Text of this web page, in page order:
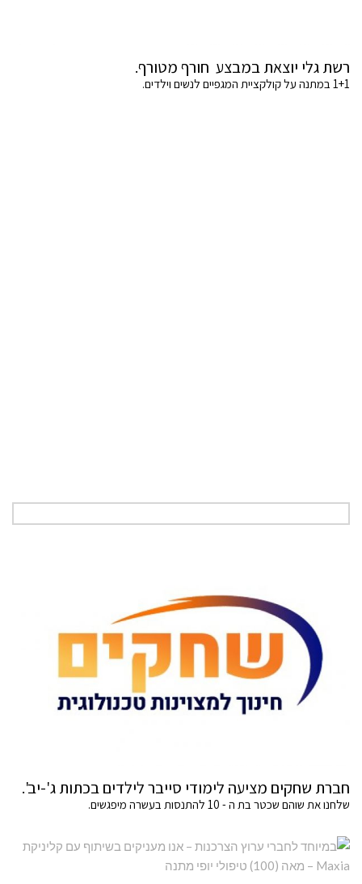
רשת גלי יוצאת במבצע חורף מטורף.
1+1 במתנה על קולקציית המגפיים לנשים וילדים.
חברת שחקים מציעה לימודי סייבר לילדים בכתות ג'-יב'.
שלחנו את שוהם שכטר בת ה - 10 להתנסות בעשרה מיפגשים.